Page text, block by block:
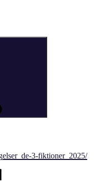
3-fiktioner_2025/